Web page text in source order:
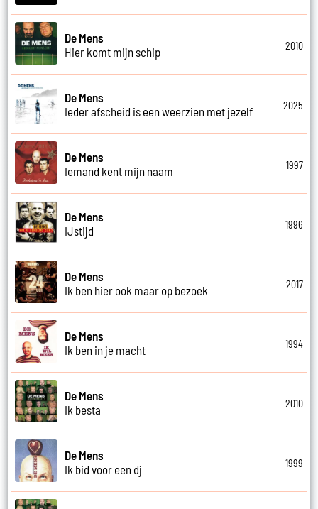
De Mens
Hier komt mijn schip
2010
De Mens
Ieder afscheid is een weerzien met jezelf
2025
De Mens
Iemand kent mijn naam
1997
De Mens
IJstijd
1996
De Mens
Ik ben hier ook maar op bezoek
2017
De Mens
Ik ben in je macht
1994
De Mens
Ik besta
2010
De Mens
Ik bid voor een dj
1999